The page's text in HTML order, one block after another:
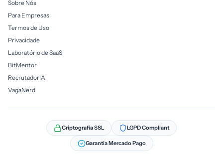
Sobre Nós
Para Empresas
Termos de Uso
Privacidade
Laboratório de SaaS
BitMentor
RecrutadorIA
VagaNerd
Criptografia SSL LGPD Compliant
Garantia Mercado Pago